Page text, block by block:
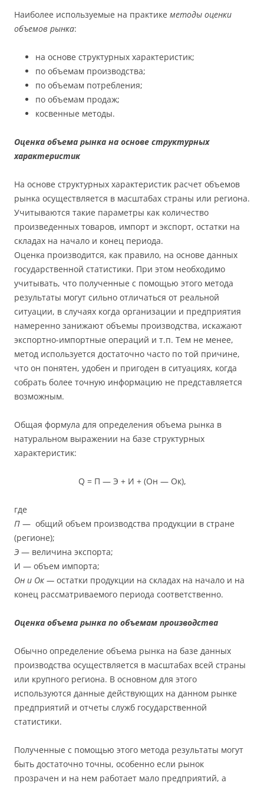
Наиболее используемые на практике методы оценки
объемов рынка:
на основе структурных характеристик;
по объемам производства;
по объемам потребления;
по объемам продаж;
косвенные методы.
Оценка объема рынка на основе структурных
характеристик
На основе структурных характеристик расчет объемов
рынка осуществляется в масштабах страны или региона.
Учитываются такие параметры как количество
произведенных товаров, импорт и экспорт, остатки на
складах на начало и конец периода.
Оценка производится, как правило, на основе данных
государственной статистики. При этом необходимо
учитывать, что полученные с помощью этого метода
результаты могут сильно отличаться от реальной
ситуации, в случаях когда организации и предприятия
намеренно занижают объемы производства, искажают
экспортно-импортные операций и т.п. Тем не менее,
метод используется достаточно часто по той причине,
что он понятен, удобен и пригоден в ситуациях, когда
собрать более точную информацию не представляется
возможным.
Общая формула для определения объема рынка в
натуральном выражении на базе структурных
характеристик:
Q = П — Э + И + (Он — Ок),
где
П — общий объем производства продукции в стране
(регионе);
Э — величина экспорта;
И — объем импорта;
Он и Ок — остатки продукции на складах на начало и на
конец рассматриваемого периода соответственно.
Оценка объема рынка по объемам производства
Обычно определение объема рынка на базе данных
производства осуществляется в масштабах всей страны
или крупного региона. В основном для этого
используются данные действующих на данном рынке
предприятий и отчеты служб государственной
статистики.
Полученные с помощью этого метода результаты могут
быть достаточно точны, особенно если рынок
прозрачен и на нем работает мало предприятий, а